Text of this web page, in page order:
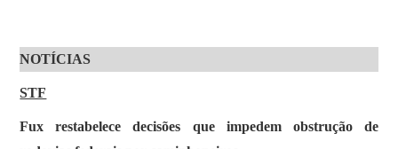
NOTÍCIAS
STF
Fux restabelece decisões que impedem obstrução de